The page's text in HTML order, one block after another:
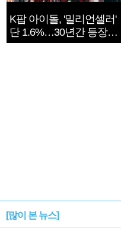
K팝 아이돌, '밀리언셀러'
단 1.6%…30년간 등장
1182개팀 전수조사
[많이 본 뉴스]